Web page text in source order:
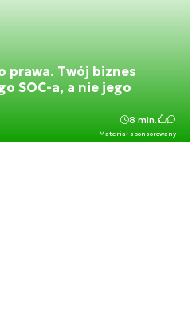
prawa. Twój biznes
SOC-a, a nie jego
Materiał sponsorowany
8 min.